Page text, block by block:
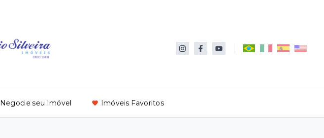
Negocie seu Imóvel Imóveis Favoritos